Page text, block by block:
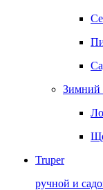
Зимний
Truper
ручной и